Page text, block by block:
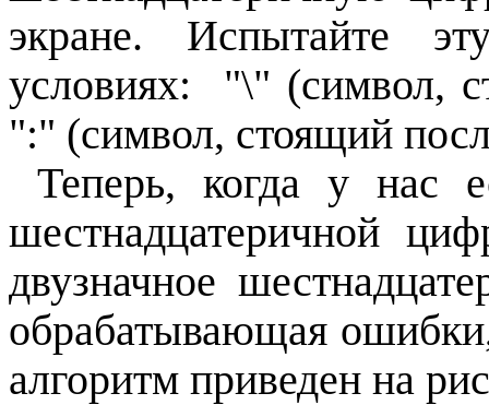
экране. Испытайте
условиях: "\" (символ,
":" (символ, стоящий
Теперь, когда у нас
шестнадцатеричной
двузначное
обрабатывающая
алгоритм приведен на